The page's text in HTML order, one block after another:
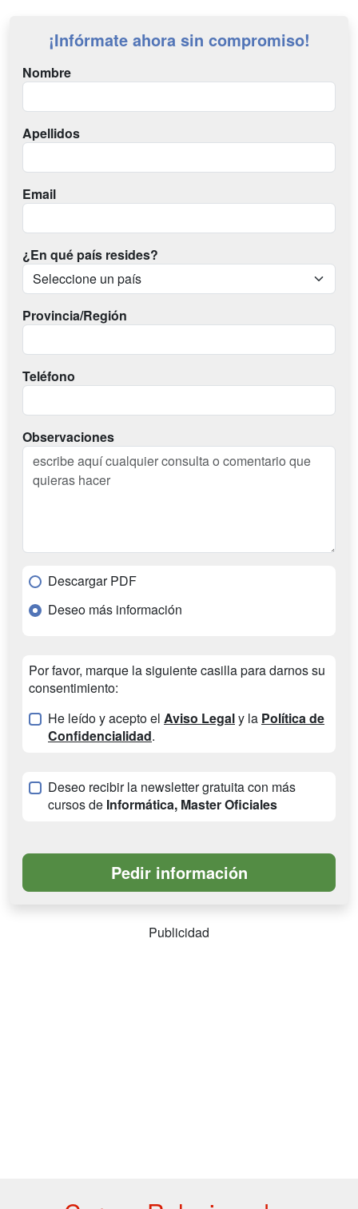
¡Infórmate ahora sin compromiso!
Nombre
Apellidos
Email
¿En qué país resides?
Provincia/Región
Teléfono
Observaciones
Descargar PDF
Deseo más información
Por favor, marque la siguiente casilla para darnos su
consentimiento:
He leído y acepto el Aviso Legaly la Política de
Confidencialidad.
Deseo recibir la newsletter gratuita con más
cursos de Informática, Master Oficiales
Publicidad